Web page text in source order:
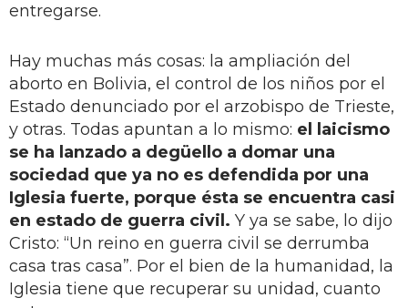
entregarse.
Hay muchas más cosas: la ampliación del
aborto en Bolivia, el control de los niños por el
Estado denunciado por el arzobispo de Trieste,
y otras. Todas apuntan a lo mismo: el laicismo
se ha lanzado a degüello a domar una
sociedad que ya no es defendida por una
Iglesia fuerte, porque ésta se encuentra casi
en estado de guerra civil. Y ya se sabe, lo dijo
Cristo: “Un reino en guerra civil se derrumba
casa tras casa”. Por el bien de la humanidad, la
Iglesia tiene que recuperar su unidad, cuanto